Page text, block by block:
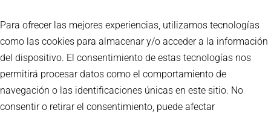
Para ofrecer las mejores experiencias, utilizamos tecnologías
como las cookies para almacenar y/o acceder a la información
del dispositivo. El consentimiento de estas tecnologías nos
permitirá procesar datos como el comportamiento de
navegación o las identificaciones únicas en este sitio. No
consentir o retirar el consentimiento, puede afectar